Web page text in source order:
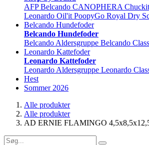
AFP Belcando CANOPHERA Chuckit
Leonardo Oil'it PoopyGo Royal Dry
Belcando Hundefoder
Belcando Hundefoder
Belcando Aldersgruppe Belcando
Leonardo Kattefoder
Leonardo Kattefoder
Leonardo Aldersgruppe Leonardo
Hest
Sommer 2026
Alle produkter
Alle produkter
AD ERNIE FLAMINGO